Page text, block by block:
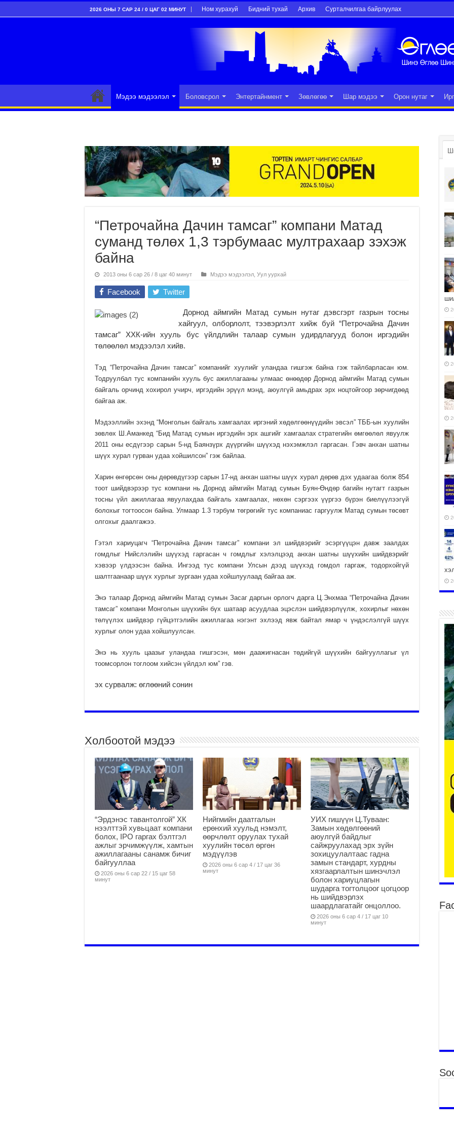
2026 ОНЫ 7 САР 24 / 0 ЦАГ 02 МИНУТ Ном хурахуй Бидний тухай Архив Сурталчилгаа байрлуулах
Мэдээ мэдээлэл Боловсрол Энтертайнмент Зөвлөгөө Шар мэдээ Орон нутаг
“Петрочайна Дачин тамсаг” компани Матад
суманд төлөх 1,3 тэрбумаас мултрахаар зэхэж
байна
2013 оны 6 сар 26 / 8 цаг 40 минут Мэдээ мэдээлэл Уул уурхай
Facebook Twitter
Дорнод аймгийн Матад сумын нутаг дэвсгэрт газ­­рын тосны
хайгуул, олбор­лолт, тээвэрлэлт хийж буй “Петрочайна Дачин
там­саг” ХХК-ийн хууль бус үйлдлийн талаар сумын удирдлагууд болон иргэдийн
төлөөлөл мэдээлэл хийв.
Тэд “Петрочайна Дачин тамсаг” компанийг хуулийг уландаа гишгэж байна гэж тайлбарласан юм.
Тодруул­бал тус компанийн хууль бус ажиллагааны улмаас өнөөдөр Дорнод аймгийн Матад сумын
байгаль орчинд хохирол учирч, иргэдийн эрүүл мэнд, аюулгүй амьдрах эрх ноцтойгоор зөрчигдөөд
байгаа аж.
Мэдээллийн эхэнд “Монголын байгаль хам­гаа­лах иргэний хөдөлгөөнүүдийн эвсэл” ТББ-ын хуулийн
зөвлөх Ш.Аманкед “Бид Матад сумын иргэдийн эрх ашгийг хамгаалах стра­тегийн өмгөөлөл явуулж
2011 оны есдүгээр сарын 5-нд Баянзүрх дүүргийн шүүхэд нэхэмжлэл гаргасан. Гэвч анхан шатны
шүүх хурал гурван удаа хойшилсон” гэж байлаа.
Харин өнгөрсөн оны дөрөв­дүгээр сарын 17-нд анхан шатны шүүх хурал дөрөв дэх удаагаа болж 854
тоот шийдвэрээр тус компани нь Дорнод аймгийн Матад сумын Буян-Өндөр багийн нутагт газрын
тосны үйл ажиллагаа явуулахдаа байгаль хамгаалах, нөхөн сэргээх үүргээ бүрэн биелүүлээгүй
болохыг тогтоо­сон байна. Улмаар 1.3 тэрбум төгрөгийг тус компаниас гаргуулж Матад сумын төсөвт
олгохыг даалгажээ.
Гэтэл хариуцагч “Петро­чайна Дачин тамсаг” компани эл шийдвэрийг эсэргүүцэн давж заалдах
гомдлыг Нийслэлийн шүү­хэд гаргасан ч гомдлыг хэлэл­цээд анхан шатны шүүхийн шийдвэрийг
хэвээр үлдээсэн байна. Ингээд тус компани Улсын дээд шүүхэд гомдол гаргаж, тодорхойгүй
шалтгаанаар шүүх хурлыг зургаан удаа хойшлуулаад байгаа аж.
Энэ талаар Дорнод аймгийн Матад сумын Засаг даргын орлогч дарга Ц.Энхмаа “Петрочайна Дачин
тамсаг” компани Мон­голын шүүхийн бүх шатаар асуудлаа эцэслэн шийд­вэрлүүлж, хохирлыг нөхөн
төлүүлэх шийдвэр гүйцэтгэлийн ажиллагаа нэ­гэнт эхлээд явж байтал ямар ч үндэслэлгүй шүүх
хурлыг олон удаа хойшлуулсан.
Энэ нь хууль цаазыг уландаа гишгэсэн, мөн даажигнасан төдийгүй шүүхийн байгууллагыг үл
тоомсорлон тоглоом хийсэн үйлдэл юм” гэв.
эх сурвалж: өглөөний сонин
Холбоотой мэдээ
“Эрдэнэс тавантолгой” ХК
нээлттэй хувьцаат компани
болох, IPO гаргах бэлтгэл
ажлыг эрчимжүүлж, хамтын
ажиллагааны санамж бичиг
байгууллаа
2026 оны 6 сар 22 / 15 цаг 58
минут
Нийгмийн даатгалын
ерөнхий хуульд нэмэлт,
өөрчлөлт оруулах тухай
хуулийн төсөл өргөн
мэдүүлэв
2026 оны 6 сар 4 / 17 цаг 36
минут
УИХ гишүүн Ц.Туваан:
Замын хөдөлгөөний
аюулгүй байдлыг
сайжруулахад эрх зүйн
зохицуулалтаас гадна
замын стандарт, хурдны
хязгаарлалтын шинэчлэл
болон хариуцлагын
шударга тогтолцоог цогцоор
нь шийдвэрлэх
шаардлагатайг онцоллоо.
2026 оны 6 сар 4 / 17 цаг 10
минут